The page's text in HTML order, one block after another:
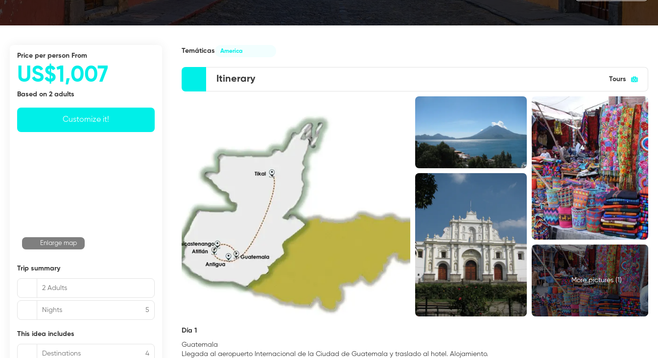
Temáticas America
Itinerary Tours
More pictures (1)
Día 1
Guatemala
Llegada al aeropuerto Internacional de la Ciudad de Guatemala y traslado al hotel. Alojamiento.
price per person From
US$1,007
Based on 2 adults
Customize it!
Enlarge map
Trip summary
2 Adults
Nights 5
This idea includes
Destinations 4